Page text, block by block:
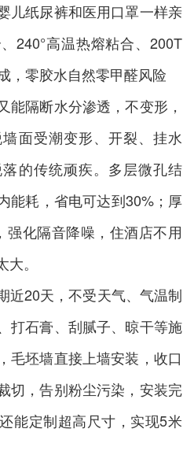
儿纸尿裤和医用口罩一样亲
240°高温热熔粘合、200T
，零胶水自然零甲醛风险
隔断水分渗透，不变形，
面受潮变形、开裂、挂水
的传统顽疾。多层微孔结
能耗，省电可达到30%；厚
强化隔音降噪，住酒店不用
。
20天，不受天气、气温制
打石膏、刮腻子、晾干等施
毛坯墙直接上墙安装，收口
切，告别粉尘污染，安装完
能定制超高尺寸，实现5米